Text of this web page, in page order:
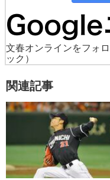
文春オンラインをフォ
ック）
関連記事